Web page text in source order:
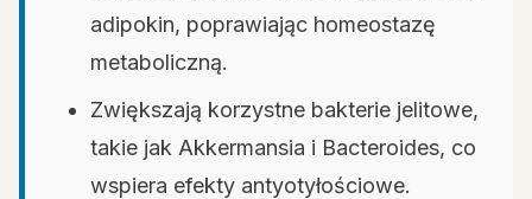
adipokin, poprawiając homeostazę
metaboliczną.
Zwiększają korzystne bakterie jelitowe,
takie jak Akkermansia i Bacteroides, co
wspiera efekty antyotyłościowe.